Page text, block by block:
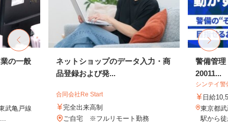
の一般
武亀戸線
ネットショップのデータ入力・商
品登録および発...
合同会社Re Start
完全出来高制
ご自宅 ※フルリモート勤務
警備管理
20011...
シンテイ
日給
東京都
駅から